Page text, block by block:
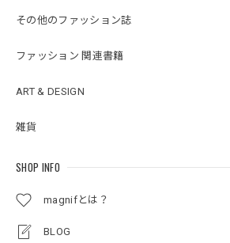
その他のファッション誌
ファッション 関連書籍
ART & DESIGN
雑貨
SHOP INFO
magnifとは？
BLOG